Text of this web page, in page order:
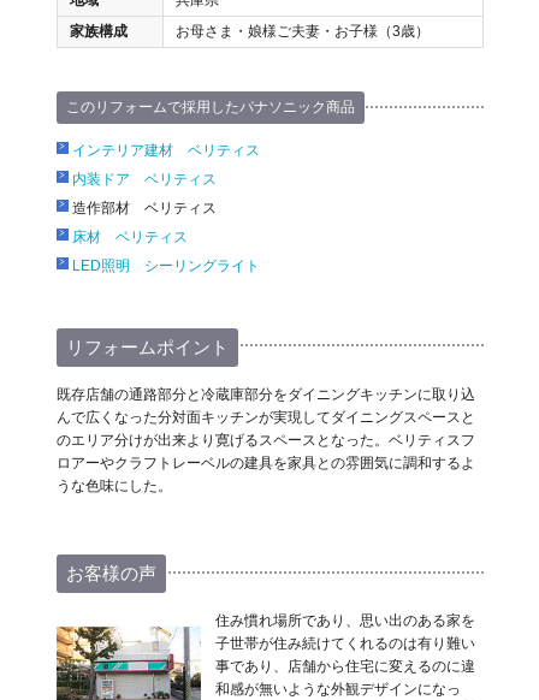
家族構成
お母さま・娘様ご夫妻・お子様（3歳）
このリフォームで採用したパナソニック商品
インテリア建材 ベリティス
内装ドア ベリティス
造作部材 ベリティス
床材 ベリティス
LED照明 シーリングライト
リフォームポイント
既存店舗の通路部分と冷蔵庫部分をダイニングキッチンに取り込
んで広くなった分対面キッチンが実現してダイニングスペースと
のエリア分けが出来より寛げるスペースとなった。ベリティスフ
ロアーやクラフトレーベルの建具を家具との雰囲気に調和するよ
うな色味にした。
お客様の声
住み慣れ場所であり、思い出のある家を
子世帯が住み続けてくれるのは有り難い
事であり、店舗から住宅に変えるのに違
和感が無いような外観デザインになっ